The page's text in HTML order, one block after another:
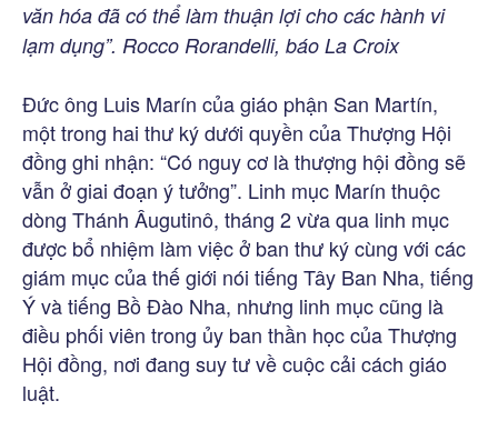
văn hóa đã có thể làm thuận lợi cho các hành vi
lạm dụng”. Rocco Rorandelli, báo La Croix
Đức ông Luis Marín của giáo phận San Martín,
một trong hai thư ký dưới quyền của Thượng Hội
đồng ghi nhận: “Có nguy cơ là thượng hội đồng sẽ
vẫn ở giai đoạn ý tưởng”. Linh mục Marín thuộc
dòng Thánh Âugutinô, tháng 2 vừa qua linh mục
được bổ nhiệm làm việc ở ban thư ký cùng với các
giám mục của thế giới nói tiếng Tây Ban Nha, tiếng
Ý và tiếng Bồ Đào Nha, nhưng linh mục cũng là
điều phối viên trong ủy ban thần học của Thượng
Hội đồng, nơi đang suy tư về cuộc cải cách giáo
luật.